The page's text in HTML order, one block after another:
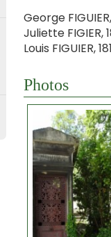
George
Juliette FIGIER,
Louis FIGUIER,
Photos